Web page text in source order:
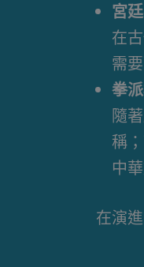
宮
在
需
拳
隨
稱
中
在演